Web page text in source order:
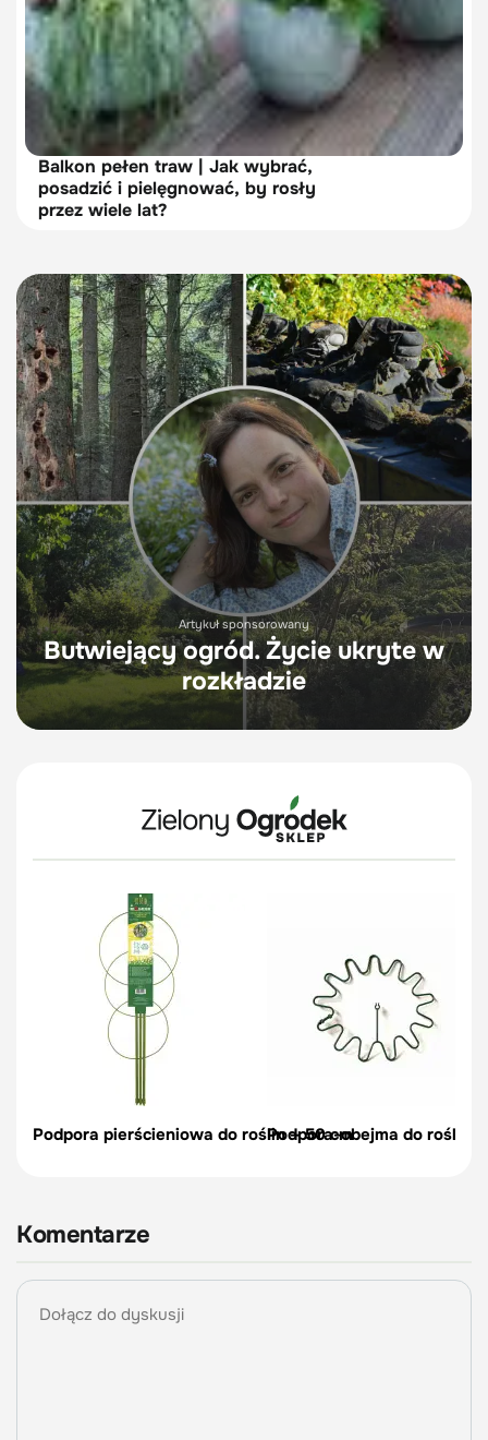
Balkon pełen traw | Jak wybrać,
posadzić i pielęgnować, by rosły
przez wiele lat?
Artykuł sponsorowany
Butwiejący ogród. Życie ukryte w
rozkładzie
Podpora pierścieniowa do roślin – 50 cmPodpora-obejma do roślin,
Komentarze